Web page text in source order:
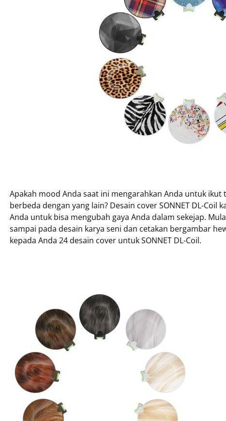
Apakah mood Anda saat ini mengarahkan Anda untuk
berbeda dengan yang lain? Desain cover SONNET DL-Coil
Anda untuk bisa mengubah gaya Anda dalam sekejap.
sampai pada desain karya seni dan cetakan bergambar
kepada Anda 24 desain cover untuk SONNET DL-Coil.